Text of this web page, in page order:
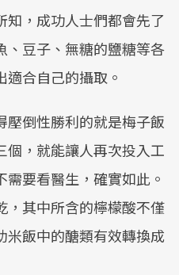
，成功人士們都會先了
、豆子、無糖的鹽糖等各
合自己的攝取。
壓倒性勝利的就是梅子飯
個，就能讓人再次投入工
要看醫生，確實如此。
，其中所含的檸檬酸不僅
米飯中的醣類有效轉換成